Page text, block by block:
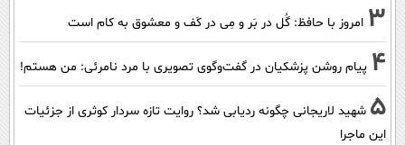
3 امروز با حافظ: گُل در بَر و مِی در کَف و معشوق به کام است
4 پیام روشن پزشکیان در گفت‌و‌گوی تصویری با مرد نامرئی: من هستم!
5 شهید لاریجانی چگونه ردیابی شد؟ روایت تازه سردار کوثری از جزئیات
این ماجرا